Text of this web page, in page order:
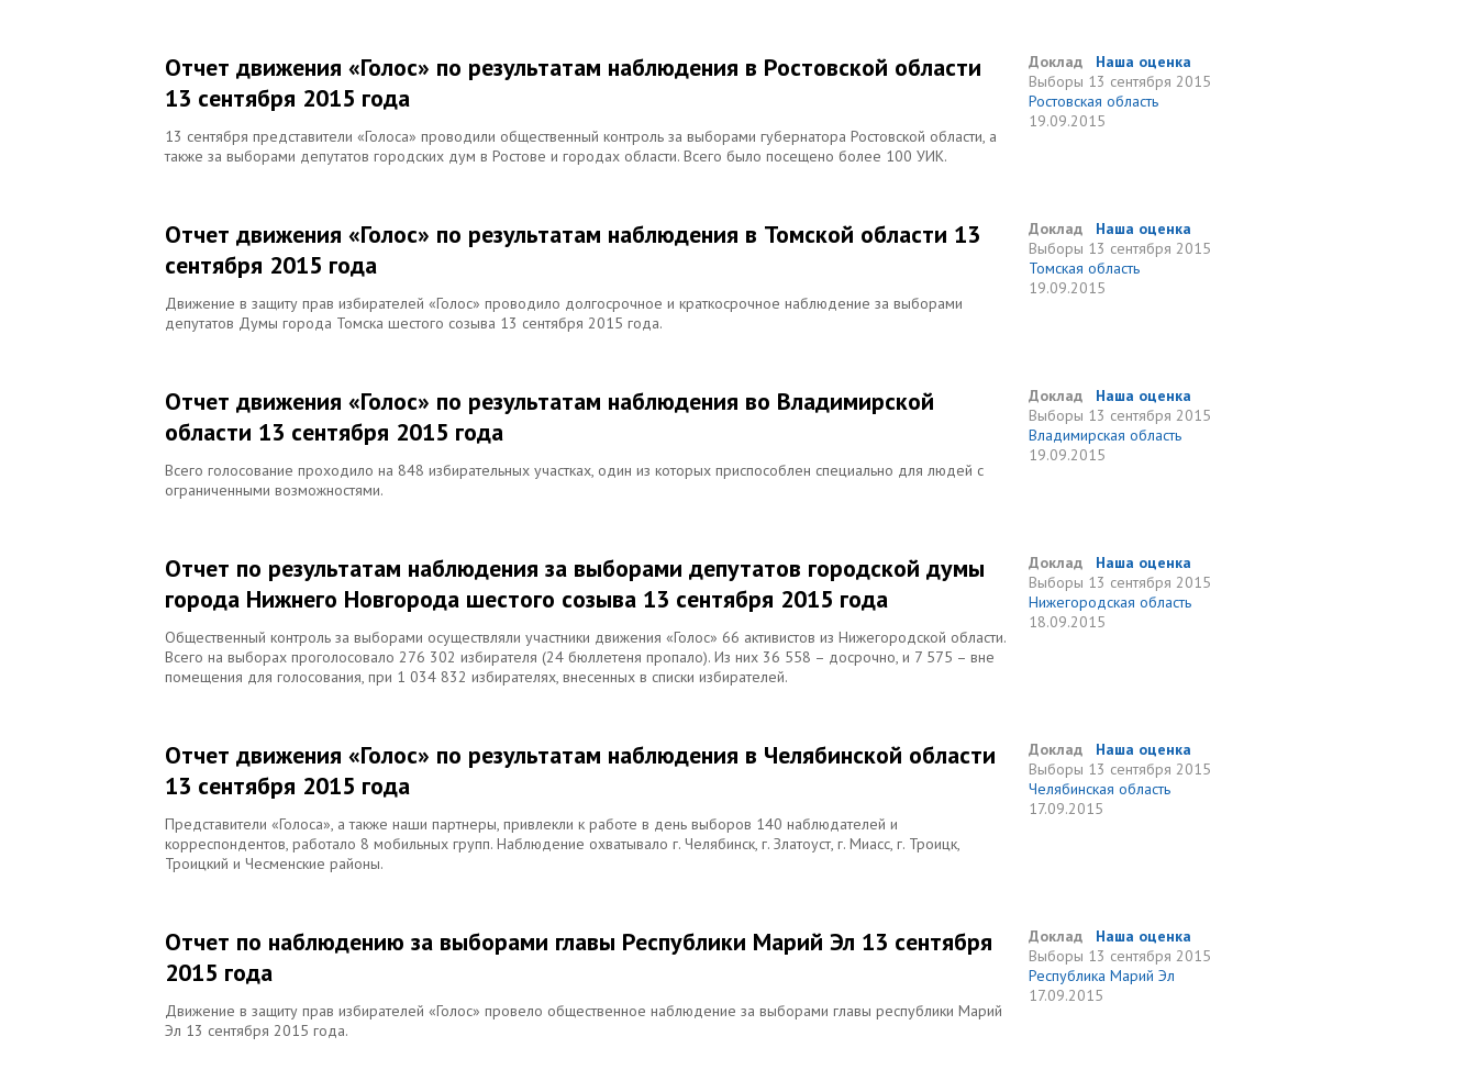
Отчет движения «Голос» по результатам наблюдения в Ростовской области
13 сентября 2015 года
13 сентября представители «Голоса» проводили общественный контроль за выборами губернатора Ростовской области, а
также за выборами депутатов городских дум в Ростове и городах области. Всего было посещено более 100 УИК.
Доклад
Наша оценка
Выборы 13 сентября 2015
Ростовская область
19.09.2015
Отчет движения «Голос» по результатам наблюдения в Томской области 13
сентября 2015 года
Движение в защиту прав избирателей «Голос» проводило долгосрочное и краткосрочное наблюдение за выборами
депутатов Думы города Томска шестого созыва 13 сентября 2015 года.
Доклад
Наша оценка
Выборы 13 сентября 2015
Томская область
19.09.2015
Отчет движения «Голос» по результатам наблюдения во Владимирской
области 13 сентября 2015 года
Всего голосование проходило на 848 избирательных участках, один из которых приспособлен специально для людей с
ограниченными возможностями.
Доклад
Наша оценка
Выборы 13 сентября 2015
Владимирская область
19.09.2015
Отчет по результатам наблюдения за выборами депутатов городской думы
города Нижнего Новгорода шестого созыва 13 сентября 2015 года
Общественный контроль за выборами осуществляли участники движения «Голос» 66 активистов из Нижегородской области.
Всего на выборах проголосовало 276 302 избирателя (24 бюллетеня пропало). Из них 36 558 – досрочно, и 7 575 – вне
помещения для голосования, при 1 034 832 избирателях, внесенных в списки избирателей.
Доклад
Наша оценка
Выборы 13 сентября 2015
Нижегородская область
18.09.2015
Отчет движения «Голос» по результатам наблюдения в Челябинской области
13 сентября 2015 года
Представители «Голоса», а также наши партнеры, привлекли к работе в день выборов 140 наблюдателей и
корреспондентов, работало 8 мобильных групп. Наблюдение охватывало г. Челябинск, г. Златоуст, г. Миасс, г. Троицк,
Троицкий и Чесменские районы.
Доклад
Наша оценка
Выборы 13 сентября 2015
Челябинская область
17.09.2015
Отчет по наблюдению за выборами главы Республики Марий Эл 13 сентября
2015 года
Движение в защиту прав избирателей «Голос» провело общественное наблюдение за выборами главы республики Марий
Эл 13 сентября 2015 года.
Доклад
Наша оценка
Выборы 13 сентября 2015
Республика Марий Эл
17.09.2015